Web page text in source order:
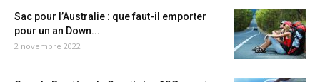
Sac pour l’Australie : que faut-il emporter
pour un an Down...
2 novembre 2022